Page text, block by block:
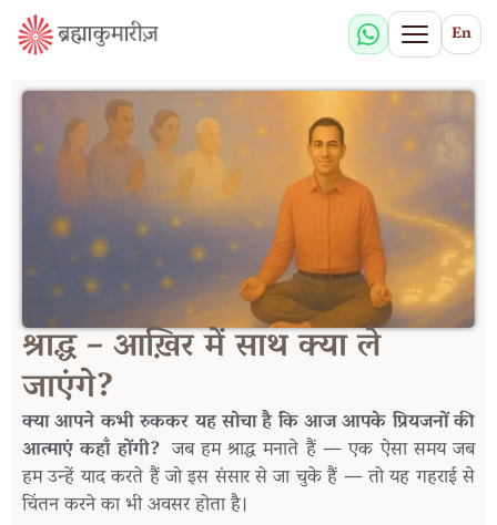
En
श्राद्ध – आख़िर में साथ क्या ले
जाएंगे?
क्याआपनेकभीरुककरयहसोचाहैकिआजआपकेप्रियजनोंकी
आत्माएंकहाँहोंगी? जबहमश्राद्ध मनाते हैं—एक ऐसासमयजब
हमउन्हेंयादकरतेहैंजोइससंसारसेजाचुकेहैं—तोयहगहराईसे
चिंतनकरनेकाभीअवसरहोताहै।